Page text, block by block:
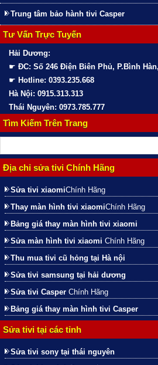
Trung tâm bảo hành tivi Casper
Tư Vấn Trực Tuyến
Hải Dương:
☛ ĐC: Số 246 Điện Biên Phủ, P.Bình
☛ Hotline: 0393.235.668
Hà Nội: 0915.313.313
Thái Nguyên: 0973.785.777
Tìm Kiếm Trên Trang
Địa chỉ sửa tivi Chính Hãng
Sửa tivi xiaomiChính Hãng
Thay màn hình tivi xiaomiChính Hãng
Bảng giá thay màn hình tivi xiaomi
Sửa màn hình tivi xiaomi Chính Hãng
Thu mua tivi cũ hỏng tại Hà nội
Sửa tivi samsung tại hải dương
Sửa tivi Casper Chính Hãng
Bảng giá thay màn hình tivi Casper
Sửa tivi tại các tỉnh
Sửa tivi sony tại thái nguyên